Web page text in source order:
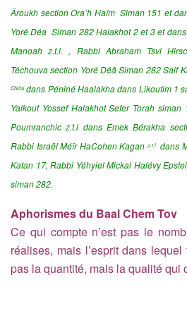
Âroukh section Ora’h Haïm Siman 151 et
Yoré Déa Siman 282 Halakhot 2 et 3 et
Manoah z.t.l. , Rabbi Abraham Tsvi
Téchouva section Yoré Déâ Siman 282 Saif
Chlita dans Péniné Haalakha dans Likoutim 1
Yalkout Yossef Halakhot Sefer Torah
Poumranchic z.t.l dans Emek Bérakha
Rabbi Israël Méïr HaCohen Kagan z.t.l dans
Katan 17, Rabbi Yéhyiel Mickal Halévy
siman 282.
Aphorismes du Baal Chem Tov
Ce qui compte n’est pas le
réalises, mais l’esprit dans
pas la quantité, mais la qualité qui